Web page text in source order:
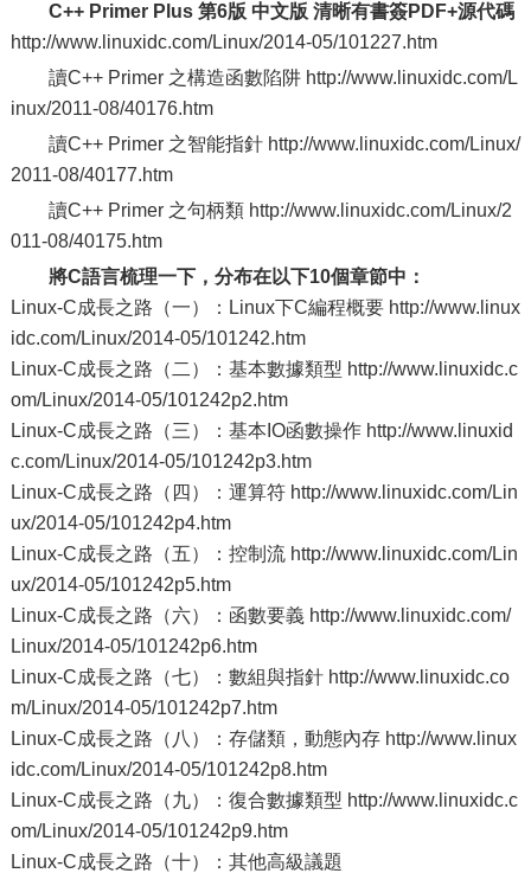
C++ Primer Plus 第6版 中文版 清晰有書簽PDF+源代碼
http://www.linuxidc.com/Linux/2014-05/101227.htm
讀C++ Primer 之構造函數陷阱 http://www.linuxidc.com/L
inux/2011-08/40176.htm
讀C++ Primer 之智能指針 http://www.linuxidc.com/Linux/
2011-08/40177.htm
讀C++ Primer 之句柄類 http://www.linuxidc.com/Linux/2
011-08/40175.htm
將C語言梳理一下，分布在以下10個章節中：
Linux-C成長之路（一）：Linux下C編程概要 http://www.linux
idc.com/Linux/2014-05/101242.htm
Linux-C成長之路（二）：基本數據類型 http://www.linuxidc.c
om/Linux/2014-05/101242p2.htm
Linux-C成長之路（三）：基本IO函數操作 http://www.linuxid
c.com/Linux/2014-05/101242p3.htm
Linux-C成長之路（四）：運算符 http://www.linuxidc.com/Lin
ux/2014-05/101242p4.htm
Linux-C成長之路（五）：控制流 http://www.linuxidc.com/Lin
ux/2014-05/101242p5.htm
Linux-C成長之路（六）：函數要義 http://www.linuxidc.com/
Linux/2014-05/101242p6.htm
Linux-C成長之路（七）：數組與指針 http://www.linuxidc.co
m/Linux/2014-05/101242p7.htm
Linux-C成長之路（八）：存儲類，動態內存 http://www.linux
idc.com/Linux/2014-05/101242p8.htm
Linux-C成長之路（九）：復合數據類型 http://www.linuxidc.c
om/Linux/2014-05/101242p9.htm
Linux-C成長之路（十）：其他高級議題